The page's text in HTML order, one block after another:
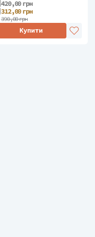
420,00 грн
312,00 грн
390,00 грн
Купити